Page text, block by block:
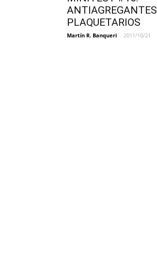
ANTIAGREGANTES
PLAQUETARIOS
Martín R. Banqueri - 2011/10/21